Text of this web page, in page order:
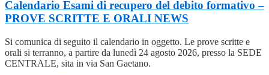
Calendario Esami di recupero del debito formativo –
PROVE SCRITTE E ORALI NEWS
Si comunica di seguito il calendario in oggetto. Le prove scritte e
orali si terranno, a partire da lunedì 24 agosto 2026, presso la SEDE
CENTRALE, sita in via San Gaetano.